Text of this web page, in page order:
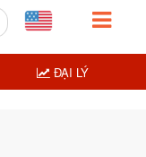
ĐẠI LÝ